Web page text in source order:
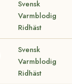
Svensk
Varmblodig
Ridhäst
Svensk
Varmblodig
Ridhäst